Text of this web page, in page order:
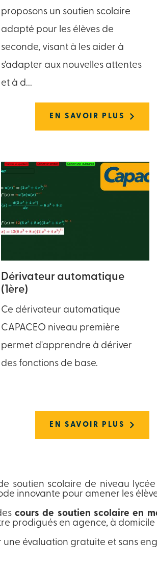
proposons un soutien scolaire
adapté pour les élèves de
seconde, visant à les aider à
s'adapter aux nouvelles attentes
et à d...
EN SAVOIR PLUS
Dérivateur automatique
(1ère)
Ce dérivateur automatique
CAPACEO niveau première
permet d'apprendre à dériver
des fonctions de base.
EN SAVOIR PLUS
soutien scolaire de niveau
innovante pour amener les
cours de soutien scolaire en
prodigués en agence, à
évaluation gratuite et sans